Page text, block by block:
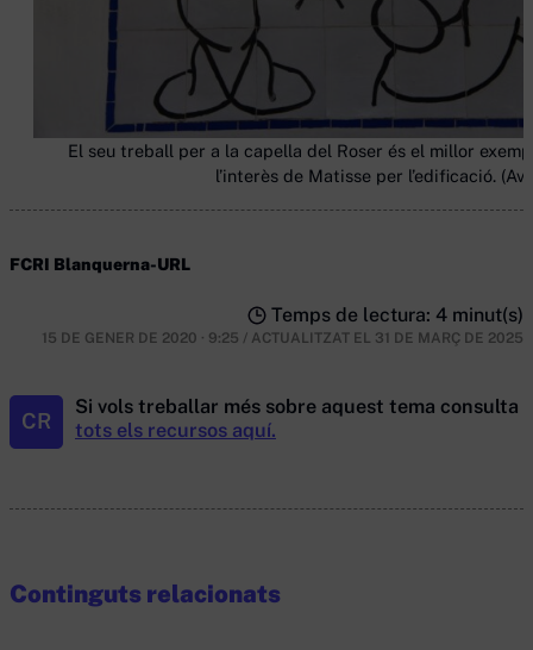
El seu treball per a la capella del Roser és el millor
l’interès de Matisse per l’edificació.
FCRI Blanquerna-URL
Temps de lectura: 4 minut(s)
15 DE GENER DE 2020 · 9:25 / ACTUALITZAT EL 31 DE MARÇ DE 2025
CR
Si vols treballar més sobre aquest tema consulta
tots els recursos aquí.
Continguts relacionats